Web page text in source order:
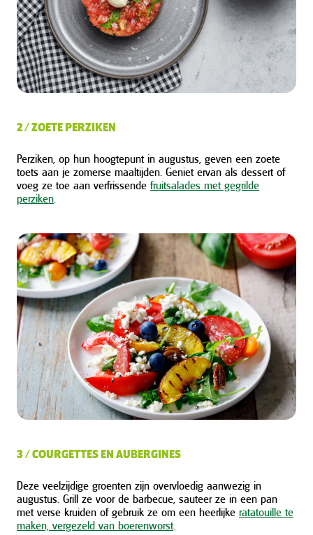
2 / ZOETE PERZIKEN
Perziken, op hun hoogtepunt in augustus, geven een zoete
toets aan je zomerse maaltijden. Geniet ervan als dessert of
voeg ze toe aan verfrissende fruitsalades met gegrilde
perziken.
3 / COURGETTES EN AUBERGINES
Deze veelzijdige groenten zijn overvloedig aanwezig in
augustus. Grill ze voor de barbecue, sauteer ze in een pan
met verse kruiden of gebruik ze om een heerlijke ratatouille te
maken, vergezeld van boerenworst.